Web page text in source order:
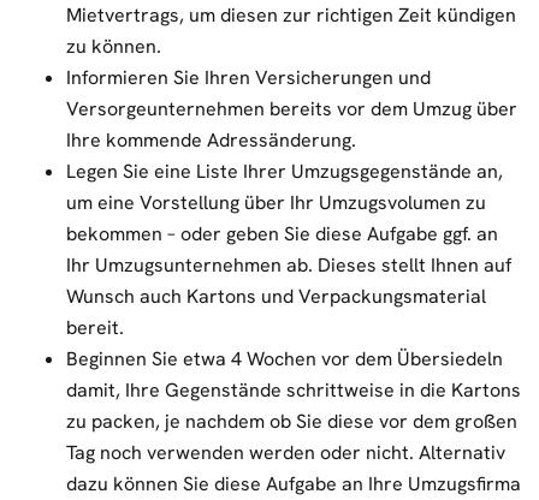
Mietvertrags, um diesen zur richtigen Zeit kündigen
zu können.
Informieren Sie Ihren Versicherungen und
Versorgeunternehmen bereits vor dem Umzug über
Ihre kommende Adressänderung.
Legen Sie eine Liste Ihrer Umzugsgegenstände an,
um eine Vorstellung über Ihr Umzugsvolumen zu
bekommen – oder geben Sie diese Aufgabe ggf. an
Ihr Umzugsunternehmen ab. Dieses stellt Ihnen auf
Wunsch auch Kartons und Verpackungsmaterial
bereit.
Beginnen Sie etwa 4 Wochen vor dem Übersiedeln
damit, Ihre Gegenstände schrittweise in die Kartons
zu packen, je nachdem ob Sie diese vor dem großen
Tag noch verwenden werden oder nicht. Alternativ
dazu können Sie diese Aufgabe an Ihre Umzugsfirma